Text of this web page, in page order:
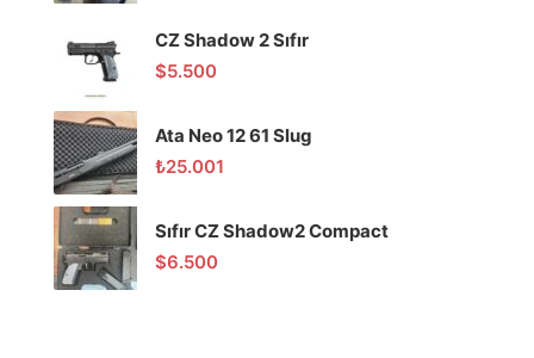
CZ Shadow 2 Sıfır
$5.500
Ata Neo 12 61 Slug
₺25.001
Sıfır CZ Shadow2 Compact
$6.500